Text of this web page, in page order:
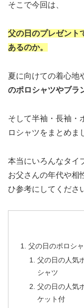
そこで今回は、
父の日のプレゼント
あるのか。
夏に向けての着心地
のポロシャツやブラ
そして半袖・長袖・
ロシャツをまとめま
本当にいろんなタイ
お父さんの年代や相
ひ参考にしてくださ
父の日のポロシ
父の日の人気
シャツ
父の日の人気
ケット付